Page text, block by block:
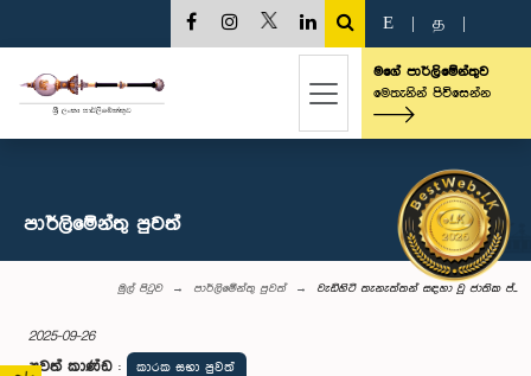
E த
මගේ පාර්ලිමේන්තුව
මෙතැනින් පිවිසෙන්න
පාර්ලි‌මේන්තු පුවත්
මුල් පිටුව පාර්ලි‌මේන්තු පුවත් වැඩිහිටි තැනැත්තන් සඳහා වූ ජාතික ප්‍...
2025-09-26
පුවත් කාණ්ඩ : කාරක සභා පුවත්